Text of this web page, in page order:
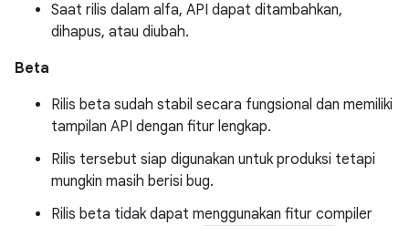
Saat rilis dalam alfa, API dapat ditambahkan,
dihapus, atau diubah.
Beta
Rilis beta sudah stabil secara fungsional dan memiliki
tampilan API dengan fitur lengkap.
Rilis tersebut siap digunakan untuk produksi tetapi
mungkin masih berisi bug.
Rilis beta tidak dapat menggunakan fitur compiler